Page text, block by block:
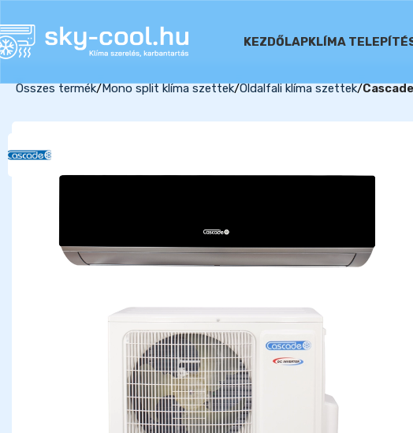
KEZDŐLAPKLÍMA
Összes termék Mono split klíma szettek Oldalfali klíma szettek